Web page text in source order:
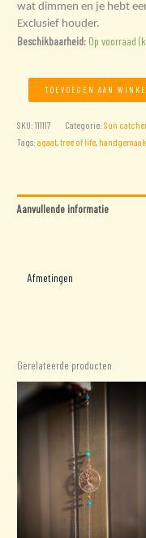
wat dimmen en je hebt
Exclusief houder.
Beschikbaarheid: Op voorraad
Blauwe
Agaat
Suncatcher
met
aantal
TOEVOEGEN AAN
SKU:111117 Categorie:Sun
Tags:agaat ,tree of life
Aanvullende informatie
Afmetingen
Gerelateerde producten